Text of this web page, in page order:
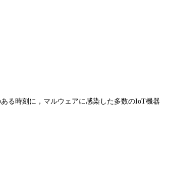
る時刻に，マルウェアに感染した多数のIoT機器